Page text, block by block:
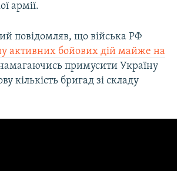
армії.
повідомляв, що війська РФ
активних бойових дій майже на
примусити Україну
кількість бригад зі складу